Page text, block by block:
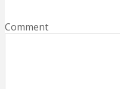
Comment